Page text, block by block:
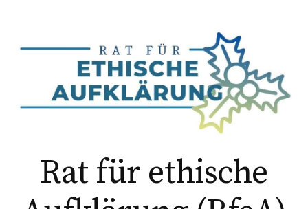
Inhalt
Rat für ethische